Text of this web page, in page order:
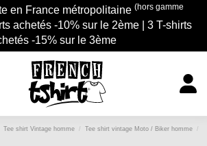
en France métropolitaine (hors gamme
achetés -10% sur le 2ème | 3 T-shirts
-15% sur le 3ème
Tee shirt Vintage homme
Tee shirt vintage Moto / Biker homme